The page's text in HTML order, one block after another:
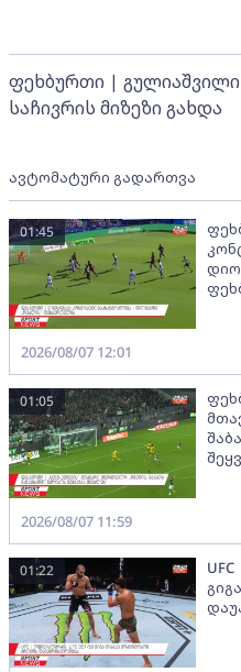
ფეხბურთი |
საჩივრის მიზეზი გახდა
ავტომატური გადართვა
01:45
2026/08/07 12:01
01:05
2026/08/07 11:59
01:22